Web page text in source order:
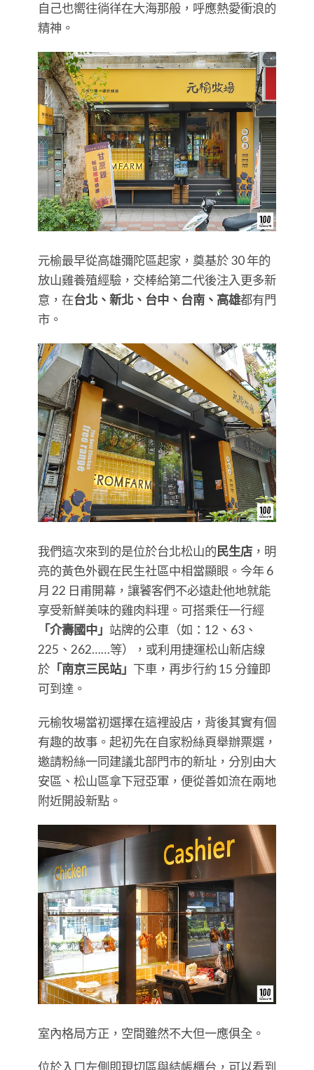
自己也嚮往徜徉在大海那般，呼應熱愛衝浪的
精神。
元榆最早從高雄彌陀區起家，奠基於 30 年的
放山雞養殖經驗，交棒給第二代後注入更多新
意，在台北、新北、台中、台南、高雄都有門
市。
我們這次來到的是位於台北松山的 民生店 ，明
亮的黃色外觀在民生社區中相當顯眼。今年 6
月 22 日甫開幕，讓饕客們不必遠赴他地就能
享受新鮮美味的雞肉料理。可搭乘任一行經
「介壽國中」 站牌的公車（如：12、63、
225、262……等），或利用捷運松山新店線
於 「南京三民站」 下車，再步行約 15 分鐘即
可到達。
元榆牧場當初選擇在這裡設店，背後其實有個
有趣的故事。起初先在自家粉絲頁舉辦票選，
邀請粉絲一同建議北部門市的新址，分別由大
安區、松山區拿下冠亞軍，便從善如流在兩地
附近開設新點。
室內格局方正，空間雖然不大但一應俱全。
位於入口左側即現切區與結帳櫃台，可以看到